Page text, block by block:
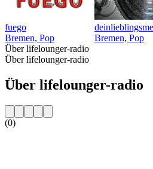
fuego
Bremen, Pop
Bremen, Pop
Über lifelounger-radio
Über lifelounger-radio
Über lifelounger-radio
(0)